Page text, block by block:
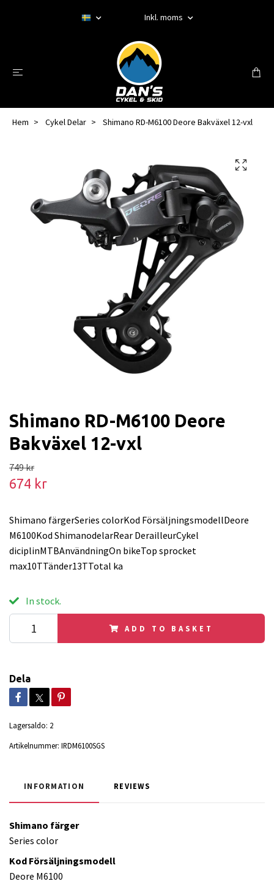
Inkl. moms
Hem Cykel Delar Shimano RD-M6100 Deore Bakväxel 12-vxl
Shimano RD-M6100 Deore
Bakväxel 12-vxl
749 kr
674 kr
Shimano färgerSeries colorKod FörsäljningsmodellDeore
M6100Kod ShimanodelarRear DerailleurCykel
diciplinMTBAnvändningOn bikeTop sprocket
max10TTänder13TTotal ka
In stock.
ADD TO BASKET
Dela
Lagersaldo: 2
Artikelnummer: IRDM6100SGS
INFORMATION REVIEWS
Shimano färger
Series color
Kod Försäljningsmodell
Deore M6100